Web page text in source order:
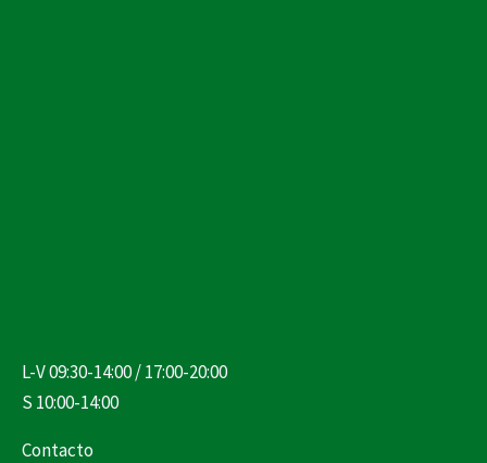
L-V 09:30-14:00 / 17:00-20:00
S 10:00-14:00
Contacto